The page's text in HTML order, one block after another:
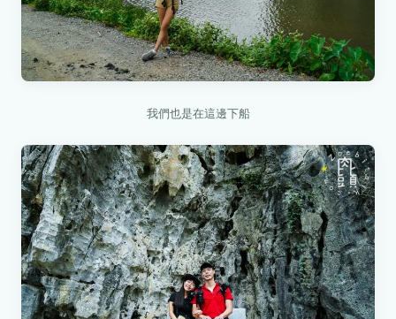
我們也是在這邊下船